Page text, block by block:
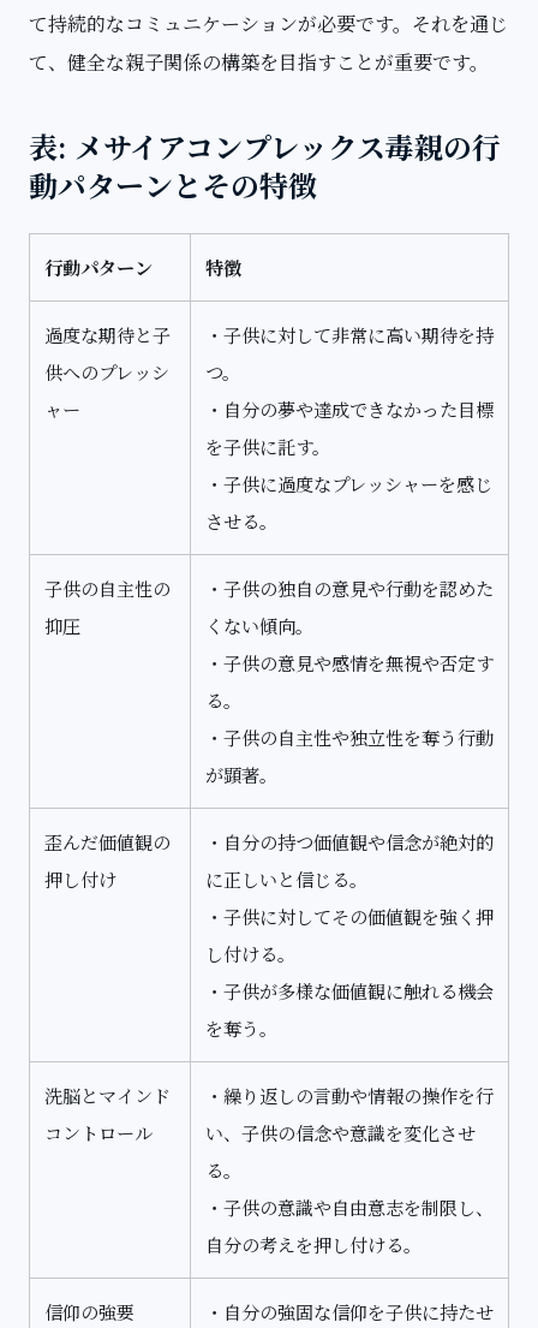
て持続的なコミュニケーションが必要です。それを通じ
て、健全な親子関係の構築を目指すことが重要です。
表: メサイアコンプレックス毒親の行
動パターンとその特徴
行動パターン 特徴
過度な期待と子
供へのプレッシ
ャー
・子供に対して非常に高い期待を持
つ。
・自分の夢や達成できなかった目標
を子供に託す。
・子供に過度なプレッシャーを感じ
させる。
子供の自主性の
抑圧
・子供の独自の意見や行動を認めた
くない傾向。
・子供の意見や感情を無視や否定す
る。
・子供の自主性や独立性を奪う行動
が顕著。
歪んだ価値観の
押し付け
・自分の持つ価値観や信念が絶対的
に正しいと信じる。
・子供に対してその価値観を強く押
し付ける。
・子供が多様な価値観に触れる機会
を奪う。
洗脳とマインド
コントロール
・繰り返しの言動や情報の操作を行
い、子供の信念や意識を変化させ
る。
・子供の意識や自由意志を制限し、
自分の考えを押し付ける。
信仰の強要
・自分の強固な信仰を子供に持たせ